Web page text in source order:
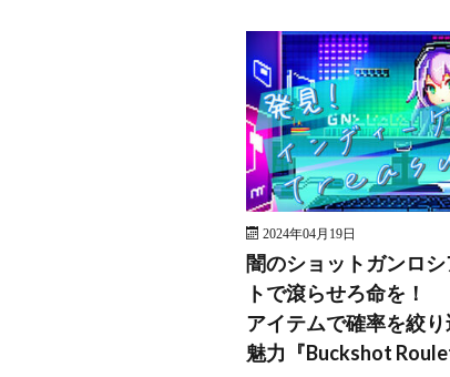
2024年04月19日
闇のショットガンロ
トで滾らせろ命を！
アイテムで確率を絞
魅力『Buckshot